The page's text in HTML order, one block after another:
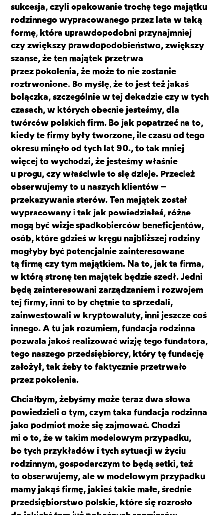
sukcesja, czyli opakowanie trochę tego majątku
rodzinnego wypracowanego przez lata w taką
formę, która uprawdopodobni przynajmniej
czy zwiększy prawdopodobieństwo, zwiększy
szanse, że ten majątek przetrwa
przez pokolenia, że może to nie zostanie
roztrwonione. Bo myślę, że to jest też jakaś
bolączka, szczególnie w tej dekadzie czy w tych
czasach, w których obecnie jesteśmy, dla
twórców polskich firm. Bo jak popatrzeć na to,
kiedy te firmy były tworzone, ile czasu od tego
okresu minęło od tych lat 90., to tak mniej
więcej to wychodzi, że jesteśmy właśnie
u progu, czy właściwie to się dzieje. Przecież
obserwujemy to u naszych klientów –
przekazywania sterów. Ten majątek został
wypracowany i tak jak powiedziałeś, różne
mogą być wizje spadkobierców beneficjentów,
osób, które gdzieś w kręgu najbliższej rodziny
mogłyby być potencjalnie zainteresowane
tą firmą czy tym majątkiem. Na to, jak ta firma,
w którą stronę ten majątek będzie szedł. Jedni
będą zainteresowani zarządzaniem i rozwojem
tej firmy, inni to by chętnie to sprzedali,
zainwestowali w kryptowaluty, inni jeszcze coś
innego. A tu jak rozumiem, fundacja rodzinna
pozwala jakoś realizować wizję tego fundatora,
tego naszego przedsiębiorcy, który tę fundację
założył, tak żeby to faktycznie przetrwało
przez pokolenia.
Chciałbym, żebyśmy może teraz dwa słowa
powiedzieli o tym, czym taka fundacja rodzinna
jako podmiot może się zajmować. Chodzi
mi o to, że w takim modelowym przypadku,
bo tych przykładów i tych sytuacji w życiu
rodzinnym, gospodarczym to będą setki, też
to obserwujemy, ale w modelowym przypadku
mamy jakąś firmę, jakieś takie małe, średnie
przedsiębiorstwo polskie, które się rozrosło